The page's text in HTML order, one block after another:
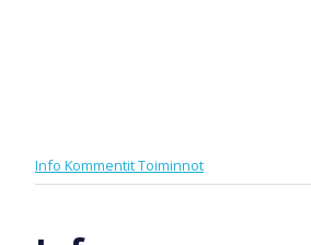
Info KommentitToiminnot